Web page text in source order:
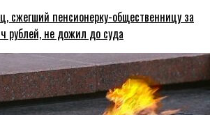
сжегший пенсионерку-общественницу за
рублей, не дожил до суда